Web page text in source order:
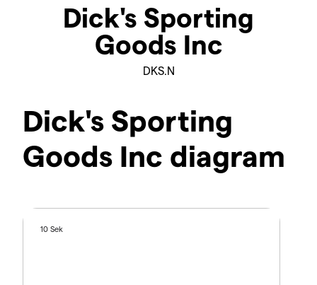
Dick's Sporting
Goods Inc
DKS.N
Dick's Sporting
Goods Inc diagram
10 Sek